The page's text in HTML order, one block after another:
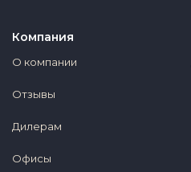
Компания
О компании
Отзывы
Дилерам
Офисы